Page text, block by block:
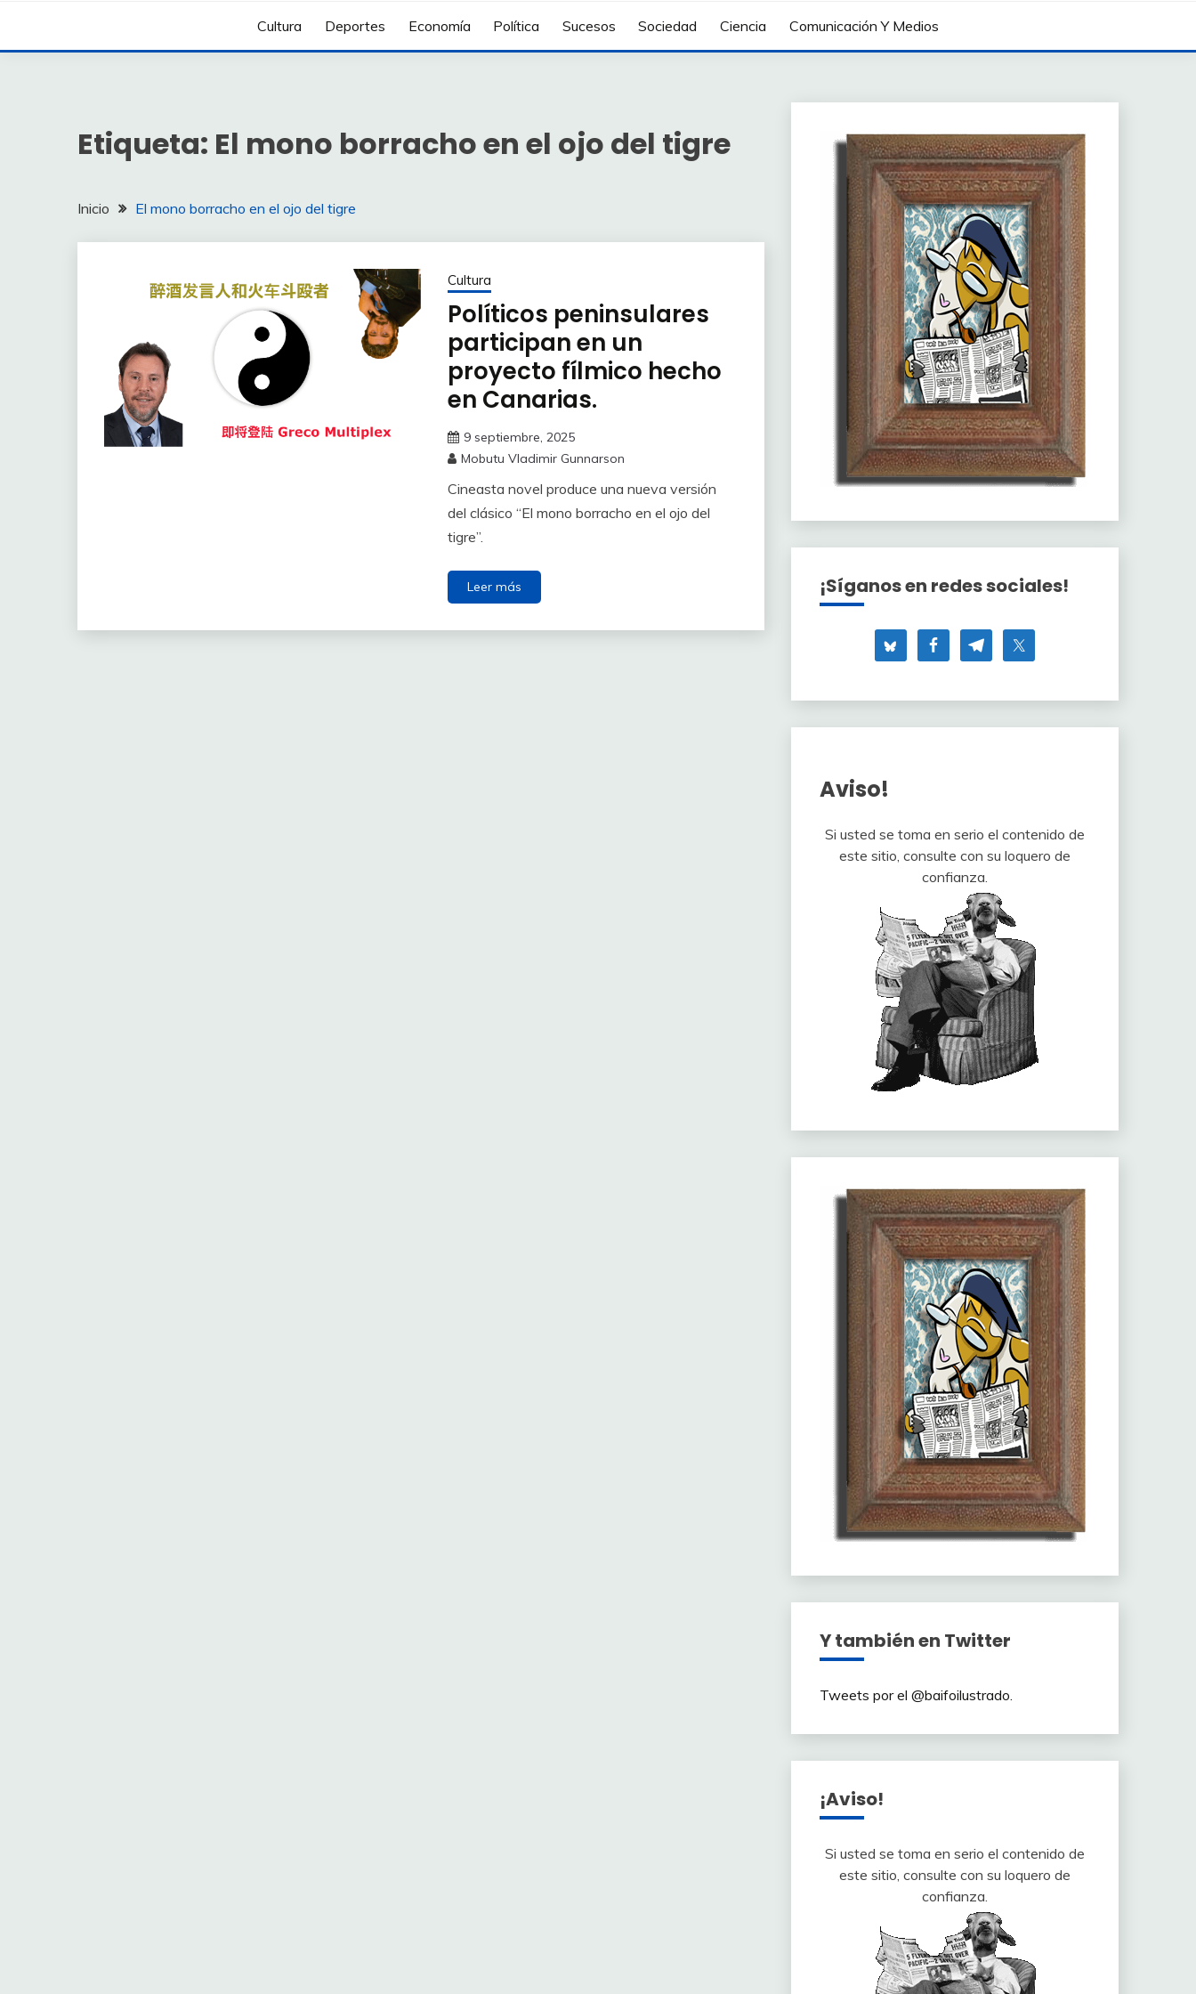
Cultura Deportes Economía Política Sucesos Sociedad Ciencia Comunicación Y Medios
Etiqueta: El mono borracho en el ojo del tigre
Inicio El mono borracho en el ojo del tigre
Cultura
Políticos peninsulares
participan en un
proyecto fílmico hecho
en Canarias.
9 septiembre, 2025
Mobutu Vladimir Gunnarson
Cineasta novel produce una nueva versión
del clásico “El mono borracho en el ojo del
tigre”.
Leer más ¡Síganos en redes sociales!
Aviso!
Si usted se toma en serio el contenido de
este sitio, consulte con su loquero de
confianza.
Y también en Twitter
Tweets por el @baifoilustrado.
¡Aviso!
Si usted se toma en serio el contenido de
este sitio, consulte con su loquero de
confianza.